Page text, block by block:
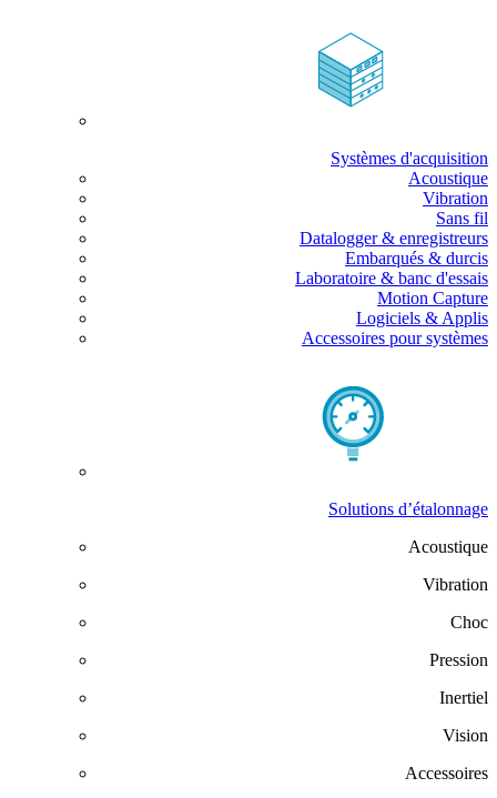
Systèmes d'acquisition
Acoustique
Vibration
Sans fil
Datalogger & enregistreurs
Embarqués & durcis
Laboratoire & banc d'essais
Motion Capture
Logiciels & Applis
Accessoires pour systèmes
Solutions d’étalonnage
Acoustique
Vibration
Choc
Pression
Inertiel
Vision
Accessoires